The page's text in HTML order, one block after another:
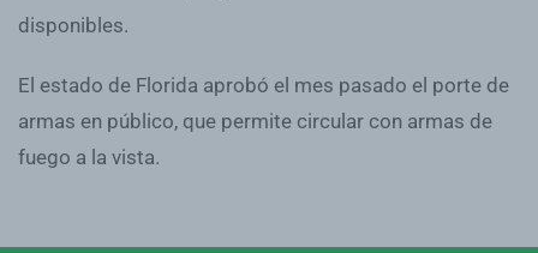
disponibles.
El estado de Florida aprobó el mes pasado el porte de
armas en público, que permite circular con armas de
fuego a la vista.